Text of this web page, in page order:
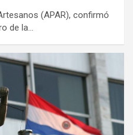
(APAR), confirmó
de la…